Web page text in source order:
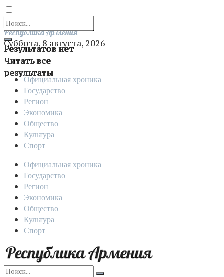
Результатов нет
Читать все
результаты
Отправить
Республика Армения
Суббота, 8 августа, 2026
Официальная хроника
Государство
Регион
Экономика
Общество
Культура
Спорт
Официальная хроника
Государство
Регион
Экономика
Общество
Культура
Спорт